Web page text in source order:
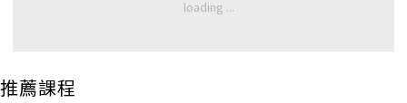
推薦課程